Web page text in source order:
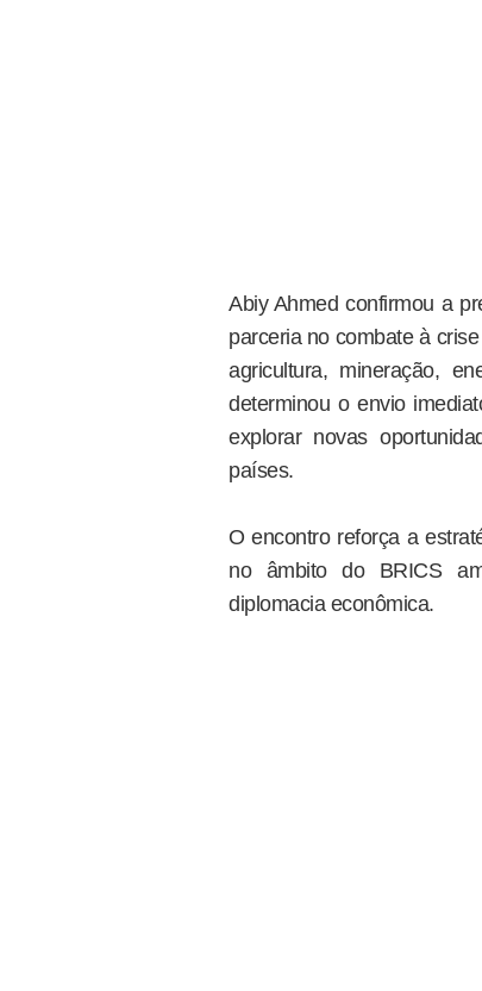
Abiy Ahmed confirmou a
parceria no combate à
agricultura, mineração,
determinou o envio
explorar novas
países.
O encontro reforça a
no âmbito do BRICS
diplomacia econômica.